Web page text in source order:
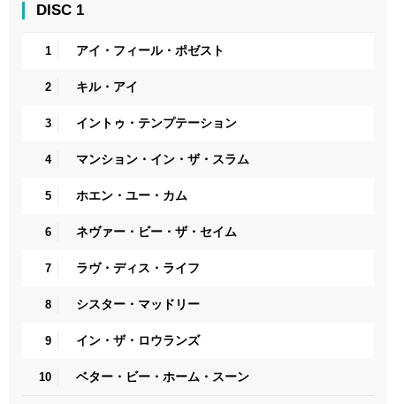
DISC 1
1 アイ・フィール・ポゼスト
2 キル・アイ
3 イントゥ・テンプテーション
4 マンション・イン・ザ・スラム
5 ホエン・ユー・カム
6 ネヴァー・ビー・ザ・セイム
7 ラヴ・ディス・ライフ
8 シスター・マッドリー
9 イン・ザ・ロウランズ
10 ベター・ビー・ホーム・スーン